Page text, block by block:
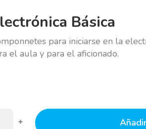
Básica
para iniciarse en la
el aula y para el aficionado.
+